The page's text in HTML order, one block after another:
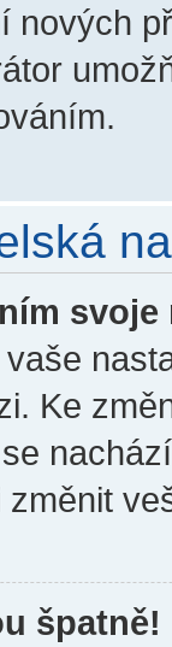
nových
svoje
Ke
změnit
špatně!